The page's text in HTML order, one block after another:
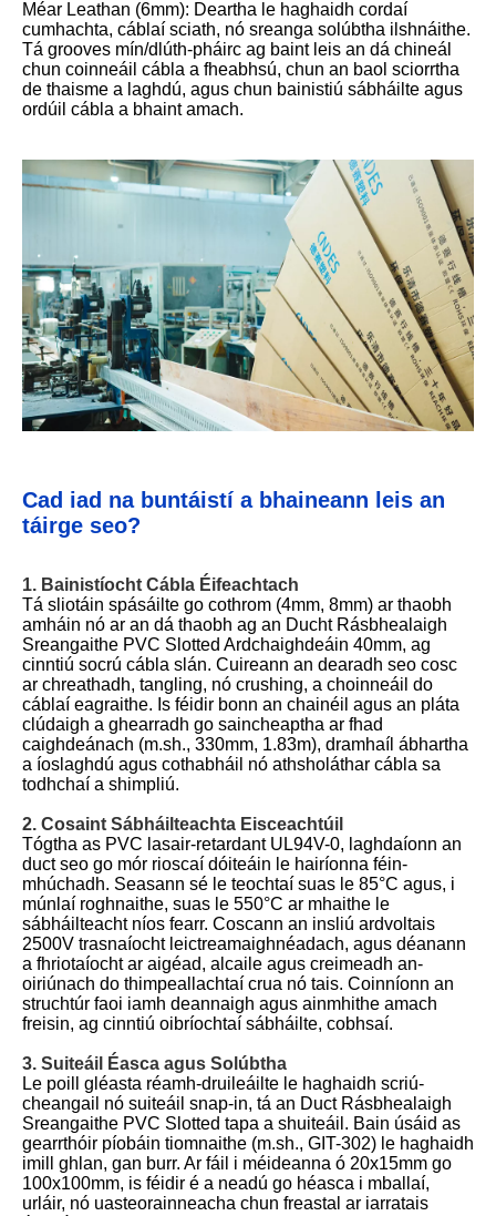
Méar Leathan (6mm): Deartha le haghaidh cordaí
cumhachta, cáblaí sciath, nó sreanga solúbtha ilshnáithe.
Tá grooves mín/dlúth-pháirc ag baint leis an dá chineál
chun coinneáil cábla a fheabhsú, chun an baol sciorrtha
de thaisme a laghdú, agus chun bainistiú sábháilte agus
ordúil cábla a bhaint amach.
Cad iad na buntáistí a bhaineann leis an
táirge seo?
1. Bainistíocht Cábla Éifeachtach
Tá sliotáin spásáilte go cothrom (4mm, 8mm) ar thaobh
amháin nó ar an dá thaobh ag an Ducht Rásbhealaigh
Sreangaithe PVC Slotted Ardchaighdeáin 40mm, ag
cinntiú socrú cábla slán. Cuireann an dearadh seo cosc ​​​​
ar chreathadh, tangling, nó crushing, a choinneáil do
cáblaí eagraithe. Is féidir bonn an chainéil agus an pláta
clúdaigh a ghearradh go saincheaptha ar fhad
caighdeánach (m.sh., 330mm, 1.83m), dramhaíl ábhartha
a íoslaghdú agus cothabháil nó athsholáthar cábla sa
todhchaí a shimpliú.
2. Cosaint Sábháilteachta Eisceachtúil
Tógtha as PVC lasair-retardant UL94V-0, laghdaíonn an
duct seo go mór rioscaí dóiteáin le hairíonna féin-
mhúchadh. Seasann sé le teochtaí suas le 85°C agus, i
múnlaí roghnaithe, suas le 550°C ar mhaithe le
sábháilteacht níos fearr. Coscann an insliú ardvoltais
2500V trasnaíocht leictreamaighnéadach, agus déanann
a fhriotaíocht ar aigéad, alcaile agus creimeadh an-
oiriúnach do thimpeallachtaí crua nó tais. Coinníonn an
struchtúr faoi iamh deannaigh agus ainmhithe amach
freisin, ag cinntiú oibríochtaí sábháilte, cobhsaí.
3. Suiteáil Éasca agus Solúbtha
Le poill gléasta réamh-druileáilte le haghaidh scriú-
cheangail nó suiteáil snap-in, tá an Duct Rásbhealaigh
Sreangaithe PVC Slotted tapa a shuiteáil. Bain úsáid as
gearrthóir píobáin tiomnaithe (m.sh., GIT-302) le haghaidh
imill ghlan, gan burr. Ar fáil i méideanna ó 20x15mm go
100x100mm, is féidir é a neadú go héasca i mballaí,
urláir, nó uasteorainneacha chun freastal ar iarratais